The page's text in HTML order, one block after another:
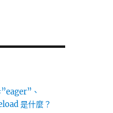
、
是什麼？